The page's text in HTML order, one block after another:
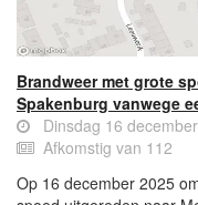
Brandweer met grote
Spakenburg vanwege
Dinsdag 16
Afkomstig van 112
Op 16 december 2025